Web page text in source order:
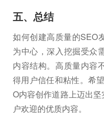
五、总结
如何创建高质量的SEO
为中心，深入挖掘受众
内容结构。高质量内容
得用户信任和粘性。希
O内容创作道路上迈出
户欢迎的优质内容。